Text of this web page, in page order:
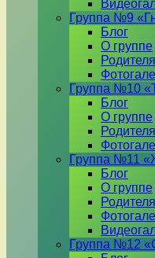
Группа №9
Блог
О группе
Группа №10
Блог
О группе
Группа №11
Блог
О группе
Группа №12